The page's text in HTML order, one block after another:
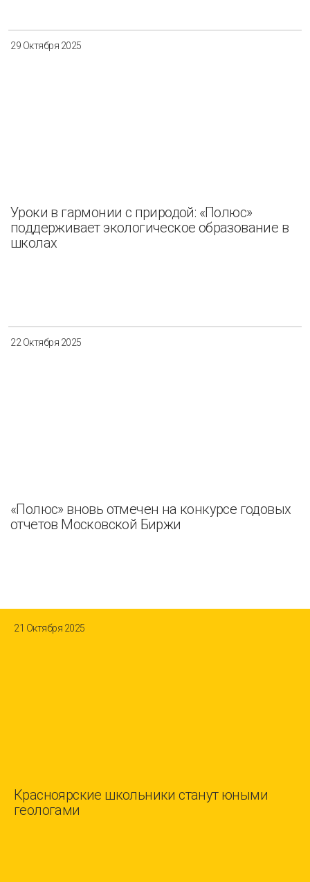
29 Октября 2025
Уроки в гармонии с природой: «Полюс»
поддерживает экологическое образование в
школах
22 Октября 2025
«Полюс» вновь отмечен на конкурсе годовых
отчетов Московской Биржи
21 Октября 2025
Красноярские школьники станут юными
геологами